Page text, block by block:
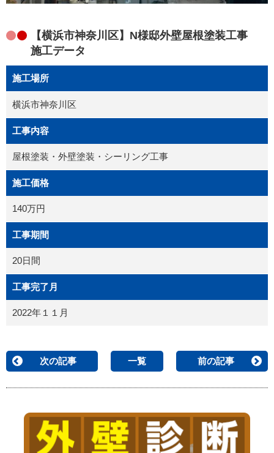
【横浜市神奈川区】N様邸外壁屋根塗装工事
施工データ
施工場所
横浜市神奈川区
工事内容
屋根塗装・外壁塗装・シーリング工事
施工価格
140万円
工事期間
20日間
工事完了月
2022年１１月
次の記事 一覧 前の記事